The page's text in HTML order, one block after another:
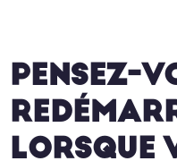
PENSEZ-
LORSQUE